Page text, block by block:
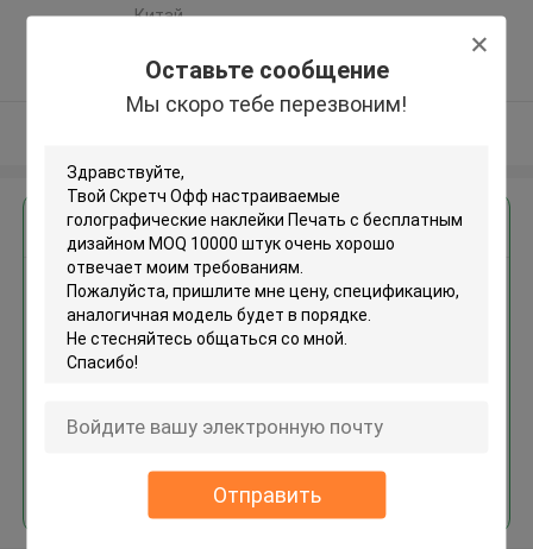
Оставьте сообщение
Мы скоро тебе перезвоним!
Отправить
,Китай
Подтверженный
поставщик
Получить лучшую цену для
Скретч Офф настраиваемые
голографические наклейки
Печать с бесплатным
Продолжать